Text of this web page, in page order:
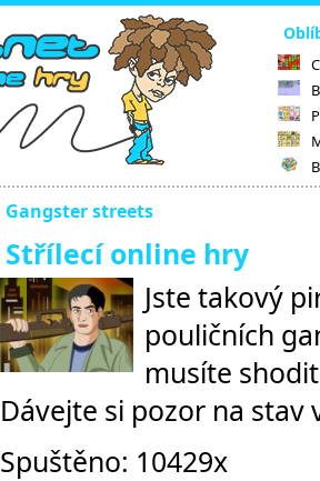
Gangster streets
Střílecí online hry
Jste takový
pouličních
musíte
Dávejte si pozor na
Spuštěno: 10429x